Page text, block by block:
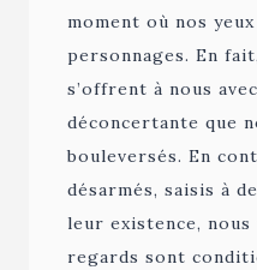
moment où nos
personnages. En
s’offrent à nous
déconcertante que
bouleversés. En
désarmés, saisis à
leur existence,
regards sont